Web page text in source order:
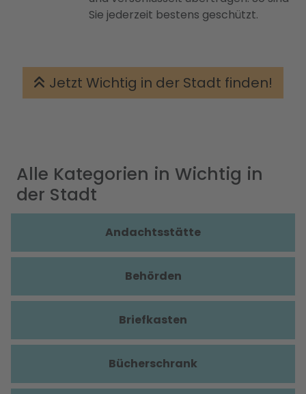
Sie jederzeit bestens geschützt.
Jetzt Wichtig in der Stadt finden!
Alle Kategorien in Wichtig in
der Stadt
Andachtsstätte
Behörden
Briefkasten
Bücherschrank